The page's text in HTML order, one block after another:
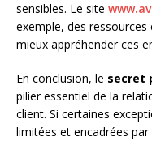
sensibles. Le site
exemple, des
mieux appréhender ces
En conclusion, le secret
pilier essentiel de la
client. Si certaines
limitées et encadrées par